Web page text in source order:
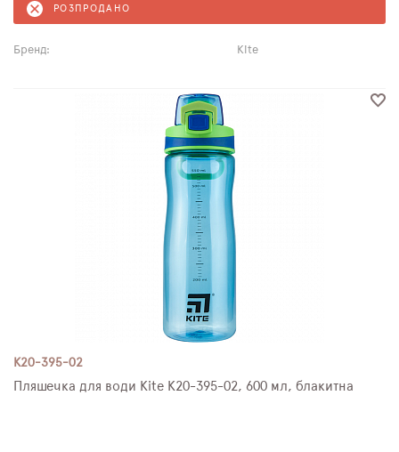
РОЗПРОДАНО
Бренд: Kite
K20-395-02
Пляшечка для води Kite K20-395-02, 600 мл, блакитна